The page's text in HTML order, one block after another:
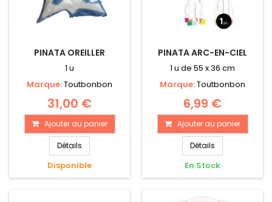
PINATA OREILLER
1 u
Marque:Toutbonbon
31,00 €
Ajouter au panier
Détails
Disponible
PINATA ARC-EN-CIEL
1 u de 55 x 36 cm
Marque:Toutbonbon
6,99 €
Ajouter au panier
Détails
En Stock